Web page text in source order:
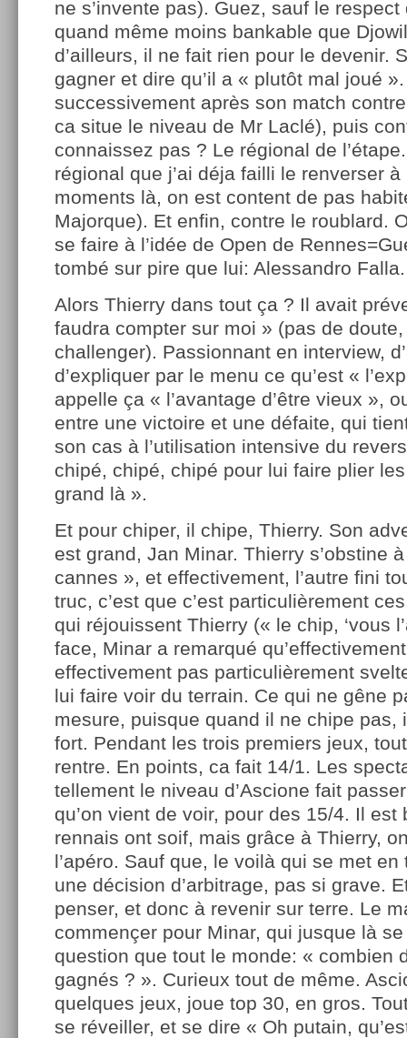
ne s’invente pas). Guez, sauf le respect
quand même moins bankable que
d’ailleurs, il ne fait rien pour le devenir.
gagner et dire qu’il a « plutôt mal joué
successivement après son match
ca situe le niveau de Mr Laclé), puis
connaissez pas ? Le régional de
régional que j’ai déja failli le renverser
moments là, on est content de pas
Majorque). Et enfin, contre le roublard.
se faire à l’idée de Open de
tombé sur pire que lui: Alessandro Falla.
Alors Thierry dans tout ça ? Il avait
faudra compter sur moi » (pas de
challenger). Passionnant en interview,
d’expliquer par le menu ce qu’est «
appelle ça « l’avantage d’être vieux »,
entre une victoire et une défaite, qui
son cas à l’utilisation intensive du
chipé, chipé, chipé pour lui faire plier
grand là ».
Et pour chiper, il chipe, Thierry. Son
est grand, Jan Minar. Thierry s’obstine
cannes », et effectivement, l’autre fini
truc, c’est que c’est particulièrement
qui réjouissent Thierry (« le chip, ‘vous
face, Minar a remarqué
effectivement pas particulièrement
lui faire voir du terrain. Ce qui ne gêne
mesure, puisque quand il ne chipe pas,
fort. Pendant les trois premiers jeux,
rentre. En points, ca fait 14/1. Les
tellement le niveau d’Ascione fait
qu’on vient de voir, pour des 15/4. Il est
rennais ont soif, mais grâce à Thierry,
l’apéro. Sauf que, le voilà qui se met
une décision d’arbitrage, pas si grave.
penser, et donc à revenir sur terre. Le
commençer pour Minar, qui jusque là
question que tout le monde: « combien
gagnés ? ». Curieux tout de même.
quelques jeux, joue top 30, en gros.
se réveiller, et se dire « Oh putain,